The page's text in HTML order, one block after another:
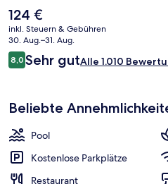
Massagen, Reflexologie sowie
premium only ist auf japanische
insgesamt 5 Restaurants und 5
Highlights gehören Jachthafen vor
und eine Strandbar. Das hilfsbereite
Strandnähe erhalten tolle
Der
aktuelle
Preis
beträgt
124 €.
124 €
inkl. Steuern & Gebühren
30. Aug.–31. Aug.
Bewertungen
8,08,0 von 10.
Sehr gutAlle 1.010
Beliebte
Pool
Kostenlose Parkplätze
Restaurant